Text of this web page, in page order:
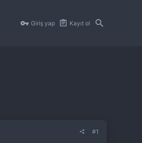
Giriş yap Kayıt ol
#1